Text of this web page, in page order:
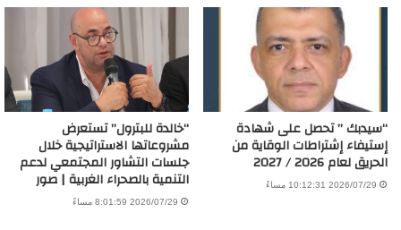
“سيدبك ” تحصل على شهادة
إستيفاء إشتراطات الوقاية من
الحريق لعام 2026 / 2027
2026/07/29 10:12:31 مساءً
“خالدة للبترول” تستعرض
مشروعاتها الاستراتيجية خلال
جلسات التشاور المجتمعي لدعم
التنمية بالصحراء الغربية | صور
2026/07/29 8:01:59 مساءً